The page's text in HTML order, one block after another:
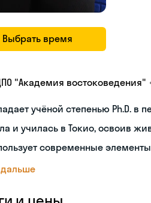
Выбрать время
"Академия востоковедения"
учёной степенью Ph.D. в
и училась в Токио, освоив
современные
дальше